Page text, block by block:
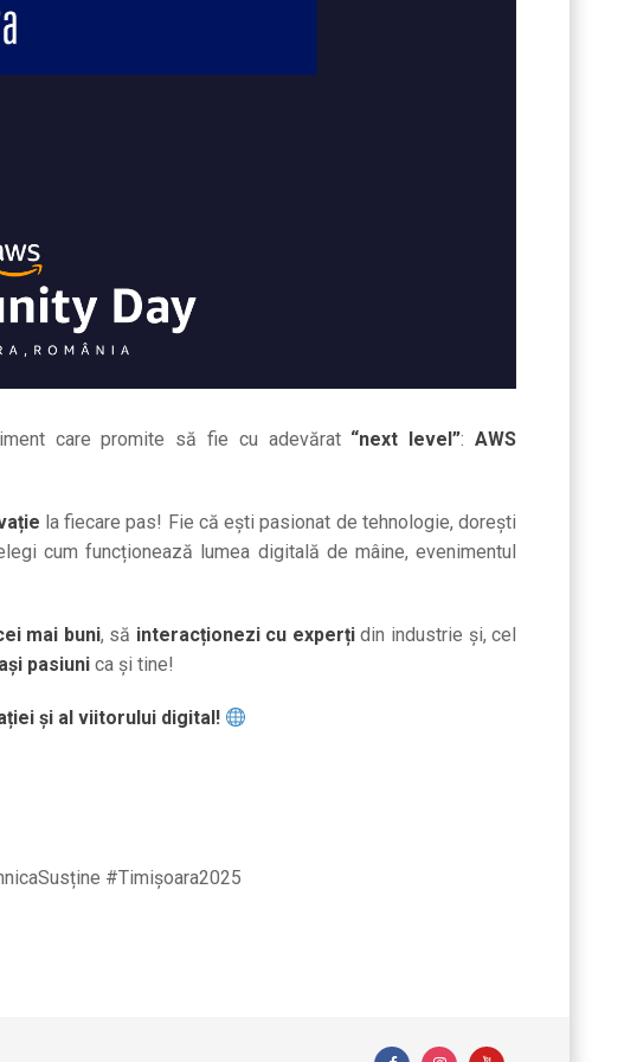
care promite să fie cu adevărat “next level”:AWS
la fiecare pas! Fie că ești pasionat de tehnologie, dorești
cum funcționează lumea digitală de mâine, evenimentul
mai buni, să interacționezi cu experțidin industrie și, cel
pasiunica și tine!
și al viitorului digital!
#Timișoara2025